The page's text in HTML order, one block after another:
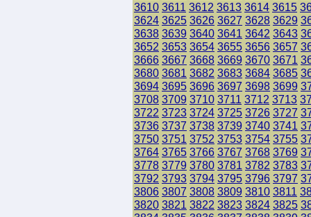
3610 3611 3612 3613 3614 3615
3624 3625 3626 3627 3628 3629
3638 3639 3640 3641 3642 3643
3652 3653 3654 3655 3656 3657
3666 3667 3668 3669 3670 3671
3680 3681 3682 3683 3684 3685
3694 3695 3696 3697 3698 3699
3708 3709 3710 3711 3712 3713
3722 3723 3724 3725 3726 3727
3736 3737 3738 3739 3740 3741
3750 3751 3752 3753 3754 3755
3764 3765 3766 3767 3768 3769
3778 3779 3780 3781 3782 3783
3792 3793 3794 3795 3796 3797
3806 3807 3808 3809 3810 3811
3820 3821 3822 3823 3824 3825